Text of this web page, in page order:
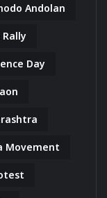
Andolan
Rally
Day
Movement